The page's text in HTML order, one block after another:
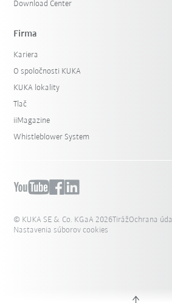
Download Center
Firma
Kariera
O spoločnosti KUKA
KUKA lokality
Tlač
iiMagazine
Whistleblower System
© KUKA SE & Co. KGaA 2026TirážOchrana
Nastavenia súborov cookies